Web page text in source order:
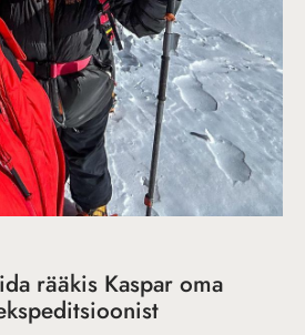
rääkis Kaspar oma